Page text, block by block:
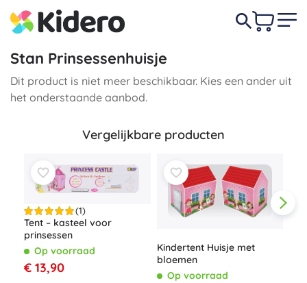
Stan Prinsessenhuisje
Dit product is niet meer beschikbaar. Kies een ander uit
het onderstaande aanbod.
Vergelijkbare producten
(1)
Tent – kasteel voor
prinsessen
Op voorraad
€ 13,90
Kindertent Huisje met
bloemen
Op voorraad